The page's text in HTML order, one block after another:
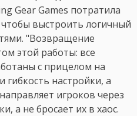
Gear Games потратила
выстроить логичный
"Возвращение
этой работы: все
с прицелом на
настройки, а
игроков через
а не бросает их в хаос.